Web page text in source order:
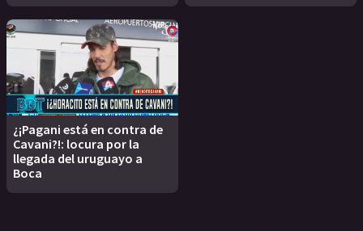
¿¡Pagani está en contra de
Cavani?!: locura por la
llegada del uruguayo a
Boca